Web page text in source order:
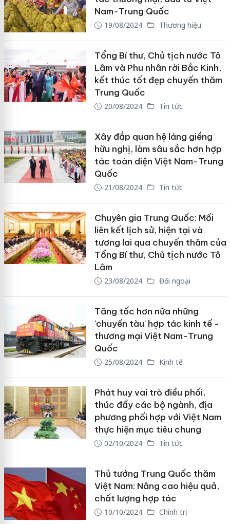
Nam-Trung Quốc
19/08/2024 Thương hiệu
Tổng Bí thư, Chủ tịch nước Tô
Lâm và Phu nhân rời Bắc Kinh,
kết thúc tốt đẹp chuyến thăm
Trung Quốc
20/08/2024 Tin tức
Xây đắp quan hệ láng giềng
hữu nghị, làm sâu sắc hơn hợp
tác toàn diện Việt Nam-Trung
Quốc
21/08/2024 Tin tức
Chuyên gia Trung Quốc: Mối
liên kết lịch sử, hiện tại và
tương lai qua chuyến thăm của
Tổng Bí thư, Chủ tịch nước Tô
Lâm
23/08/2024 Đối ngoại
Tăng tốc hơn nữa những
'chuyến tàu' hợp tác kinh tế -
thương mại Việt Nam-Trung
Quốc
25/08/2024 Kinh tế
Phát huy vai trò điều phối,
thúc đẩy các bộ ngành, địa
phương phối hợp với Việt Nam
thực hiện mục tiêu chung
02/10/2024 Tin tức
Thủ tướng Trung Quốc thăm
Việt Nam: Nâng cao hiệu quả,
chất lượng hợp tác
10/10/2024 Chính trị